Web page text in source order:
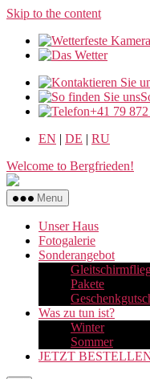
Skip to the content
+41 79 872
EN | DE | RU
Welcome to Bergfrieden!
Menu
Unser Haus
Fotogalerie
Sonderangebot
Pakete
Was zu tun ist?
Winter
Sommer
JETZT